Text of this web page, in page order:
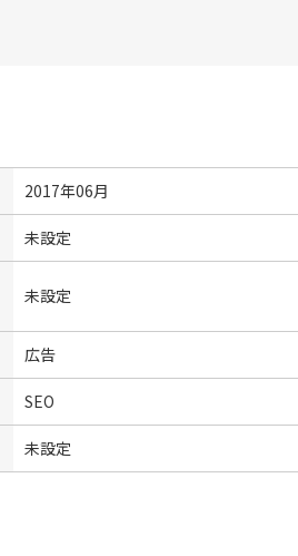
2017年06月
未設定
未設定
広告
SEO
未設定